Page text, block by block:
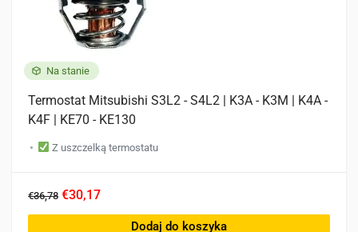
Na stanie
Termostat Mitsubishi S3L2 - S4L2 | K3A - K3M | K4A -
K4F | KE70 - KE130
Z uszczelką termostatu
€36,78 €30,17
Dodaj do koszyka